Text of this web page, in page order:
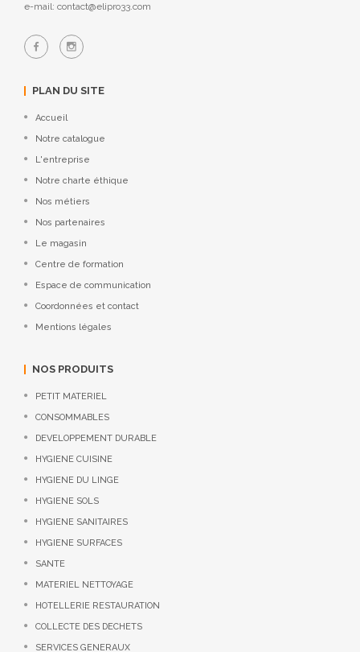
e-mail: contact@elipro33.com
PLAN DU SITE
Accueil
Notre catalogue
L'entreprise
Notre charte éthique
Nos métiers
Nos partenaires
Le magasin
Centre de formation
Espace de communication
Coordonnées et contact
Mentions légales
NOS PRODUITS
PETIT MATERIEL
CONSOMMABLES
DEVELOPPEMENT DURABLE
HYGIENE CUISINE
HYGIENE DU LINGE
HYGIENE SOLS
HYGIENE SANITAIRES
HYGIENE SURFACES
SANTE
MATERIEL NETTOYAGE
HOTELLERIE RESTAURATION
COLLECTE DES DECHETS
SERVICES GENERAUX